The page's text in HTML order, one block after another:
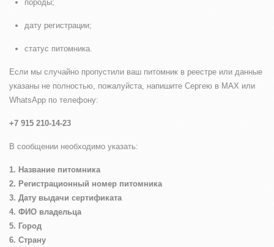
породы;
дату регистрации;
статус питомника.
Если мы случайно пропустили ваш питомник в реестре или данные
указаны не полностью, пожалуйста, напишите Сергею в MAX или
WhatsApp по телефону:
+7 915 210-14-23
В сообщении необходимо указать:
1. Название питомника
2. Регистрационный номер питомника
3. Дату выдачи сертификата
4. ФИО владельца
5. Город
6. Страну